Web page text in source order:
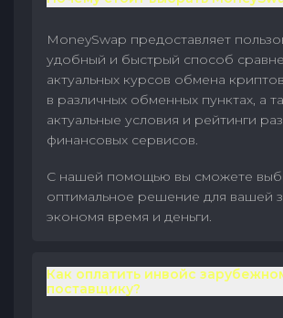
MoneySwap предоставляет
удобный и быстрый способ
актуальных курсов обмена
в различных обменных пунктах, а
актуальные условия и рейтинги
финансовых сервисов.
С нашей помощью вы сможете
оптимальное решение для вашей
экономя время и деньги.
Как оплатить инвойс
поставщику?